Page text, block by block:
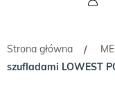
Strona główna /
szufladami LOWEST